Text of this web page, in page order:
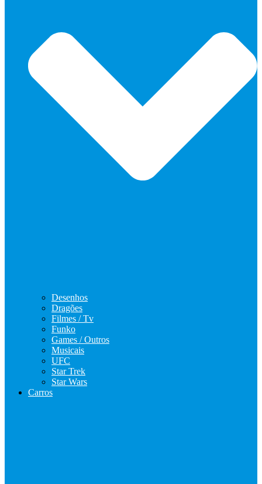
Desenhos
Dragões
Filmes / Tv
Funko
Games / Outros
Musicais
UFC
Star Trek
Star Wars
Carros